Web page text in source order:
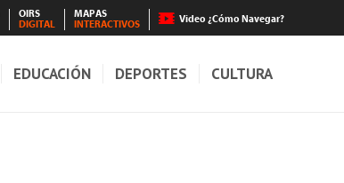
OIRS
DIGITAL
MAPAS
INTERACTIVOS
Video ¿Cómo Navegar?
EDUCACIÓN DEPORTES CULTURA